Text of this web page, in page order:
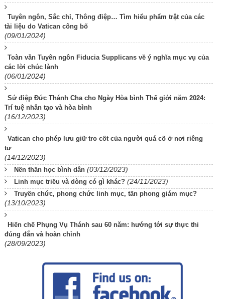
Tuyên ngôn, Sắc chỉ, Thông điệp… Tìm hiểu phẩm trật của các
tài liệu do Vatican công bố
(09/01/2024)
Toàn văn Tuyên ngôn Fiducia Supplicans về ý nghĩa mục vụ của
các lời chúc lành
(06/01/2024)
Sứ điệp Đức Thánh Cha cho Ngày Hòa bình Thế giới năm 2024:
Trí tuệ nhân tạo và hòa bình
(16/12/2023)
Vatican cho phép lưu giữ tro cốt của người quá cố ở nơi riêng
tư
(14/12/2023)
Nền thần học bình dân (03/12/2023)
Linh mục triều và dòng có gì khác? (24/11/2023)
Truyền chức, phong chức linh mục, tấn phong giám mục?
(13/10/2023)
Hiến chế Phụng Vụ Thánh sau 60 năm: hướng tới sự thực thi
đúng đắn và hoàn chỉnh
(28/09/2023)